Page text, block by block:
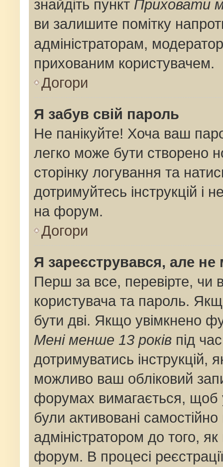
знайдіть пункт Приховати
ви залишите помітку
адміністраторам,
прихованим користувачем.
Догори
Я забув свій пароль
Не панікуйте! Хоча ваш
легко може бути створено
сторінку логування та
дотримуйтесь інструкцій і
на форум.
Догори
Я зареєструвався, але
Перш за все, перевірте, чи
користувача та пароль.
бути дві. Якщо увімкнено
Мені менше 13 років під
дотримуватись інструкцій,
можливо ваш обліковий
форумах вимагається, щоб
були активовані
адміністратором до того,
форум. В процесі